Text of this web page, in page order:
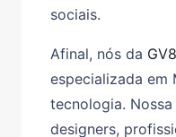
sociais.
Afinal, nós da GV8
especializada em
tecnologia.
designers,